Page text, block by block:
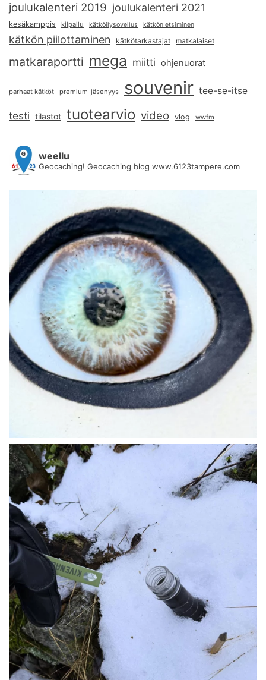
joulukalenteri 2019 joulukalenteri 2021
kesäkamppis kilpailu kätköilysovellus kätkön etsiminen
kätkön piilottaminen kätkötarkastajat matkalaiset
matkaraportti mega miitti ohjenuorat
parhaat kätköt premium-jäsenyys souvenir tee-se-itse
testi tilastot tuotearvio video vlog wwfm
weellu
Geocaching! Geocaching blog www.6123tampere.com